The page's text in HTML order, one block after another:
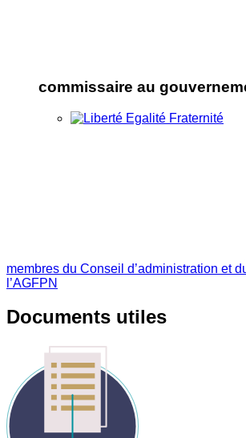
commissaire au
membres du Conseil d’administration et
l’AGFPN
Documents utiles